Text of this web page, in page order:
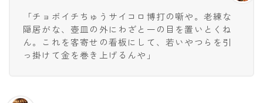
「チョボイチちゅうサイコロ博打の噺や。老練な
隠居がな、壺皿の外にわざと一の目を置いとくね
ん。これを客寄せの看板にして、若いやつらを引
っ掛けて金を巻き上げるんや」